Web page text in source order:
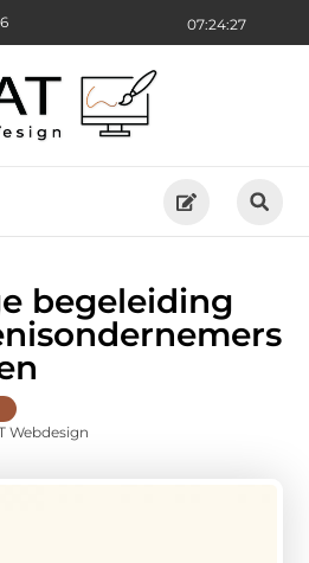
07:24:29
begeleiding
Webdesign